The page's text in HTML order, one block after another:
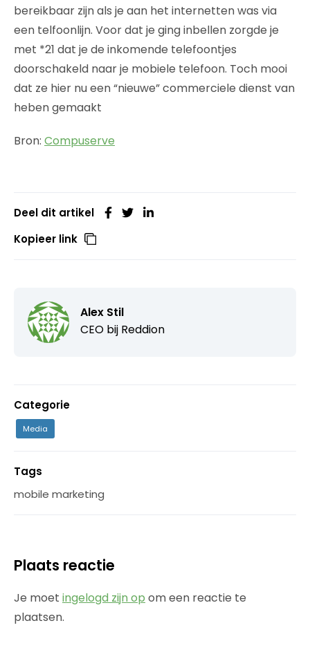
bereikbaar zijn als je aan het internetten was via
een telfoonlijn. Voor dat je ging inbellen zorgde je
met *21 dat je de inkomende telefoontjes
doorschakeld naar je mobiele telefoon. Toch mooi
dat ze hier nu een “nieuwe” commerciele dienst van
heben gemaakt
Bron: Compuserve
Deel dit artikel
Kopieer link
Alex Stil
CEO bij Reddion
Categorie
Media
Tags
mobile marketing
Plaats reactie
Je moet ingelogd zijn op om een reactie te
plaatsen.